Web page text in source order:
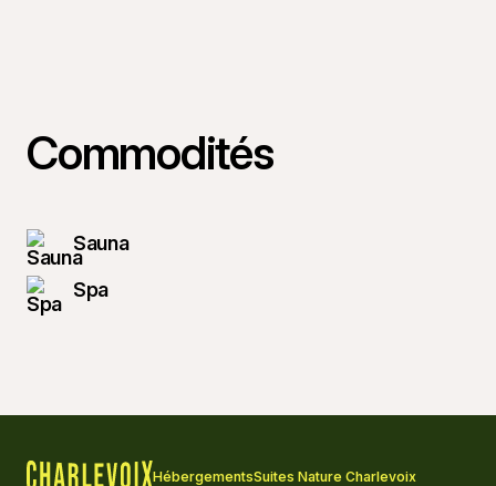
Commodités
Sauna
Spa
HébergementsSuites Nature Charlevoix